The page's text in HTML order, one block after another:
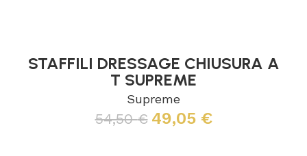
STAFFILI DRESSAGE CHIUSURA A
T SUPREME
Supreme
54,50€ 49,05 €